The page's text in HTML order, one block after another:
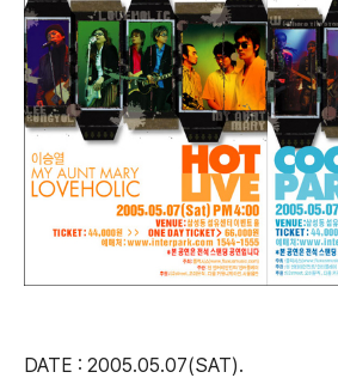
DATE : 2005.05.07(SAT).